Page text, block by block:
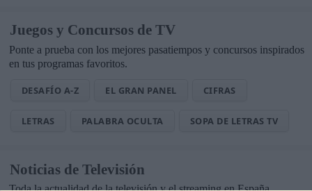
Juegos y Concursos de TV
Ponte a prueba con los mejores pasatiempos y concursos inspirados
en tus programas favoritos.
DESAFÍO A-Z EL GRAN PANEL CIFRAS
LETRAS PALABRA OCULTA SOPA DE LETRAS TV
Noticias de Televisión
Toda la actualidad de la televisión y el streaming en España.